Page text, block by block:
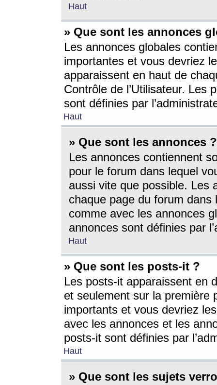
Haut
» Que sont les annonces
Les annonces globales
importantes et vous devriez
apparaissent en haut de
Contrôle de l’Utilisateur. Les
sont définies par
Haut
» Que sont les annonces ?
Les annonces contiennent
pour le forum dans lequel
aussi vite que possible. Les
chaque page du forum dans
comme avec les annonces
annonces sont définies par
Haut
» Que sont les posts-it ?
Les posts-it apparaissent en
et seulement sur la première
importants et vous devriez
avec les annonces et les
posts-it sont définies par
Haut
» Que sont les sujets